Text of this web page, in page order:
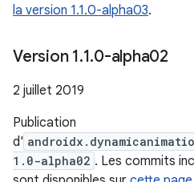
la version 1.1.0-alpha03.
Version 1.1.0-alpha02
2 juillet 2019
Publication
d'
1.0-alpha02 . Les commits